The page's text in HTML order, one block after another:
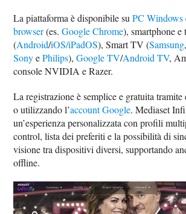
La piattaforma è disponibile suPC Windows
browser(es.Google Chrome), smartphone e
(Android/iOS/iPadOS), Smart TV (Samsung
SonyePhilips),Google TV/Android TV,
console NVIDIA e Razer.
La registrazione è semplice e gratuita tramite
o utilizzando l’account Google. Mediaset
un’esperienza personalizzata con profili
control, lista dei preferiti e la possibilità di
visione tra dispositivi diversi, supportando
offline.